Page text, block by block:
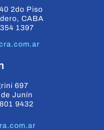
2do Piso
CABA
1397
697
Junín
9432